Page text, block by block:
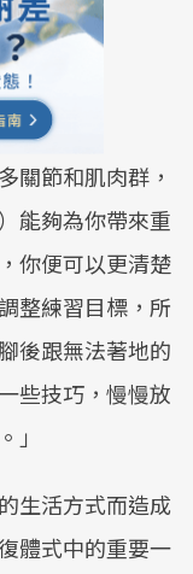
關節和肌肉群，
能夠為你帶來重
你便可以更清楚
整練習目標，所
後跟無法著地的
些技巧，慢慢放
」
生活方式而造成
體式中的重要一